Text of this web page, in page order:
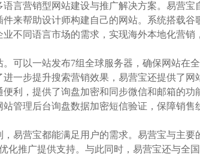
言营销型网站建设与推广解决方案。易营
来帮助设计师构建自己的网站。系统搭载谷
不同语言市场的需求，实现海外本地化营销
可以一站发布7组全球服务器，确保网站在
一步提升搜索营销效果，易营宝还提供了网
利，提供了询盘加密和同步微信和邮箱的功
管理后台询盘数据加密短信验证，保障销售
易营宝都能满足用户的需求。易营宝与主要
化推广提供支持。与此同时，易营宝还与全